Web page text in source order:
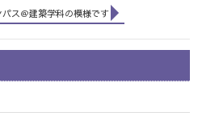
ス＠建築学科の模様です